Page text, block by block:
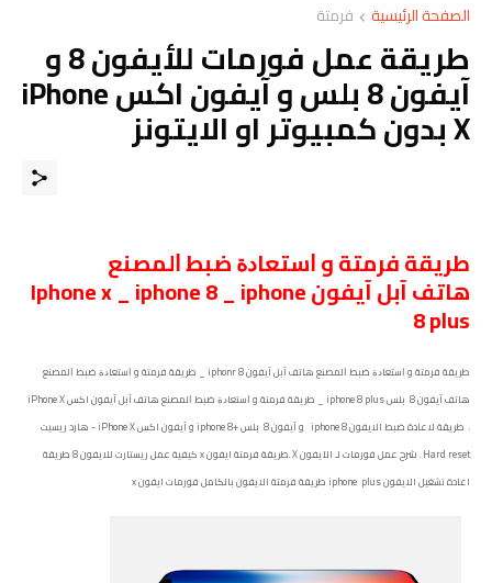
الصفحة الرئيسية فرمتة
طريقة عمل فورمات للأيفون 8 و
آيفون 8 بلس و آيفون اكس iPhone
X بدون كمبيوتر او الايتونز
ﻃﺮﻳﻘﺔ فرمتة و ﺍﺳﺘﻌﺎﺩﺓ ﺿﺒﻂ ﺍﻟﻤﺼﻨﻊ
هاتف آبل آيفون Iphone x _ iphone 8 _ iphone
8 plus
ﻃﺮﻳﻘﺔ فرمتة و ﺍﺳﺘﻌﺎﺩﺓ ﺿﺒﻂ ﺍﻟﻤﺼﻨﻊ هاتف آبل آيفون iphonr 8 _ ﻃﺮﻳﻘﺔ فرمتة و ﺍﺳﺘﻌﺎﺩﺓ ﺿﺒﻂ ﺍﻟﻤﺼﻨﻊ
هاتف آيفون 8 بلس iphone 8 plus _ ﻃﺮﻳﻘﺔ فرمتة و ﺍﺳﺘﻌﺎﺩﺓ ﺿﺒﻂ ﺍﻟﻤﺼﻨﻊ هاتف آبل آيفون اكس iPhone X
. طريقة لاعادة ضبط الايفون iphone 8 و آيفون 8 بلس +iphone 8 و آيفون اكس iPhone X - هارد ريسيت
Hard reset . شرح عمل فورمات لـ الآيفون X .طريقة فرمتة ايفون x كيفية عمل ريستارت للايفون 8 طريقة
اعادة تشغيل الايفون iphone plus طريقة فرمتة الايفون بالكامل فورمات ايفون x